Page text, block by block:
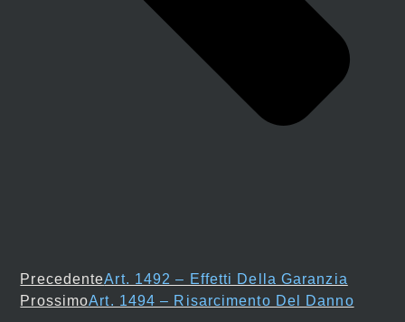
PrecedenteArt. 1492 – Effetti Della Garanzia
ProssimoArt. 1494 – Risarcimento Del Danno